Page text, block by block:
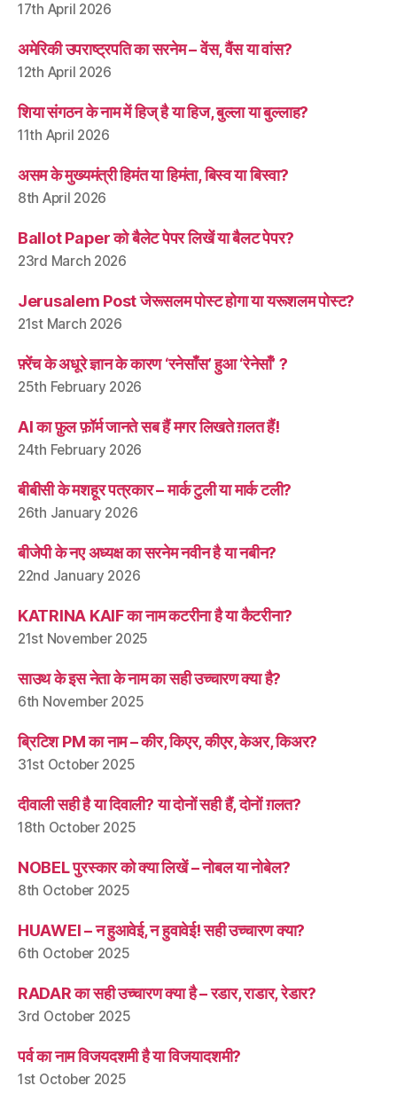
17th April 2026
अमेरिकी उपराष्ट्रपति का सरनेम – वेंस, वैंस या वांस?
12th April 2026
शिया संगठन के नाम में हिज् है या हिज, बुल्ला या बुल्लाह?
11th April 2026
असम के मुख्यमंत्री हिमंत या हिमंता, बिस्व या बिस्वा?
8th April 2026
Ballot Paper को बैलेट पेपर लिखें या बैलट पेपर?
23rd March 2026
Jerusalem Post जेरूसलम पोस्ट होगा या यरूशलम पोस्ट?
21st March 2026
फ़्रेंच के अधूरे ज्ञान के कारण ‘रनेसाँस’ हुआ ‘रेनेसाँ’ ?
25th February 2026
AI का फ़ुल फ़ॉर्म जानते सब हैं मगर लिखते ग़लत हैं!
24th February 2026
बीबीसी के मशहूर पत्रकार – मार्क टुली या मार्क टली?
26th January 2026
बीजेपी के नए अध्यक्ष का सरनेम नवीन है या नबीन?
22nd January 2026
KATRINA KAIF का नाम कटरीना है या कैटरीना?
21st November 2025
साउथ के इस नेता के नाम का सही उच्चारण क्या है?
6th November 2025
ब्रिटिश PM का नाम – कीर, किएर, कीएर, केअर, किअर?
31st October 2025
दीवाली सही है या दिवाली? या दोनों सही हैं, दोनों ग़लत?
18th October 2025
NOBEL पुरस्कार को क्या लिखें – नोबल या नोबेल?
8th October 2025
HUAWEI – न हुआवेई, न हुवावेई! सही उच्चारण क्या?
6th October 2025
RADAR का सही उच्चारण क्या है – रडार, राडार, रेडार?
3rd October 2025
पर्व का नाम विजयदशमी है या विजयादशमी?
1st October 2025